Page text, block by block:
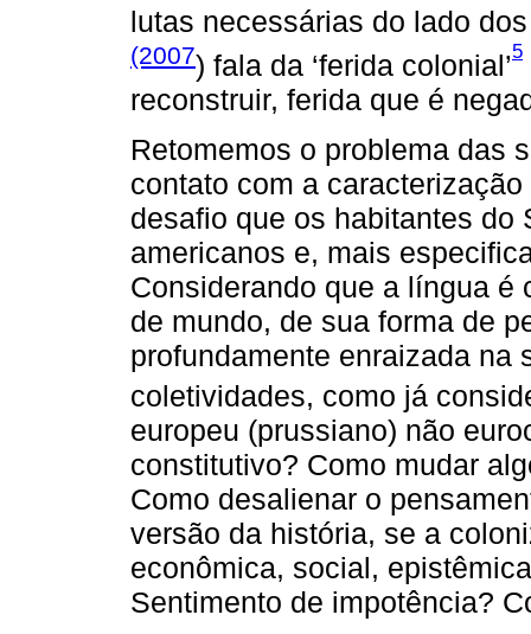
lutas necessárias do lado
(2007) fala da ‘ferida colonial’5
reconstruir, ferida que é
Retomemos o problema das
contato com a
desafio que os habitantes do
americanos e, mais
Considerando que a língua é
de mundo, de sua forma de
profundamente enraizada na
coletividades, como já
europeu (prussiano) não
constitutivo? Como mudar
Como desalienar o
versão da história, se a
econômica, social,
Sentimento de impotência?